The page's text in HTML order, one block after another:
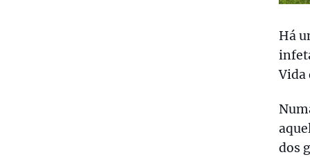
Há
Vida
dos